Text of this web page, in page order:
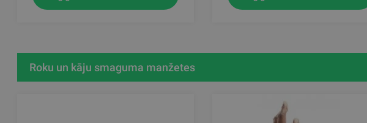
Roku un kāju smaguma manžetes